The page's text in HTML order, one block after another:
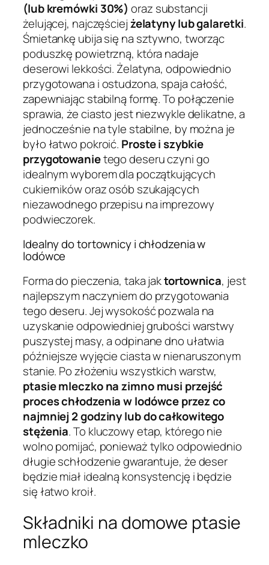
(lub kremówki 30%) oraz substancji
żelującej, najczęściejżelatyny lub galaretki.
Śmietankę ubija się na sztywno, tworząc
poduszkę powietrzną, która nadaje
deserowi lekkości. Żelatyna, odpowiednio
przygotowana i ostudzona, spaja całość,
zapewniając stabilną formę. To połączenie
sprawia, że ciasto jest niezwykle delikatne, a
jednocześnie na tyle stabilne, by można je
było łatwo pokroić. Proste i szybkie
przygotowanietego deseru czyni go
idealnym wyborem dla początkujących
cukierników oraz osób szukających
niezawodnego przepisu na imprezowy
podwieczorek.
Idealny do tortownicy i chłodzenia w
lodówce
Forma do pieczenia, taka jaktortownica, jest
najlepszym naczyniem do przygotowania
tego deseru. Jej wysokość pozwala na
uzyskanie odpowiedniej grubości warstwy
puszystej masy, a odpinane dno ułatwia
późniejsze wyjęcie ciasta w nienaruszonym
stanie. Po złożeniu wszystkich warstw,
ptasie mleczko na zimno musi przejść
proces chłodzenia w lodówce przez co
najmniej 2 godziny lub do całkowitego
stężenia. To kluczowy etap, którego nie
wolno pomijać, ponieważ tylko odpowiednio
długie schłodzenie gwarantuje, że deser
będzie miał idealną konsystencję i będzie
się łatwo kroił.
Składniki na domowe ptasie
mleczko